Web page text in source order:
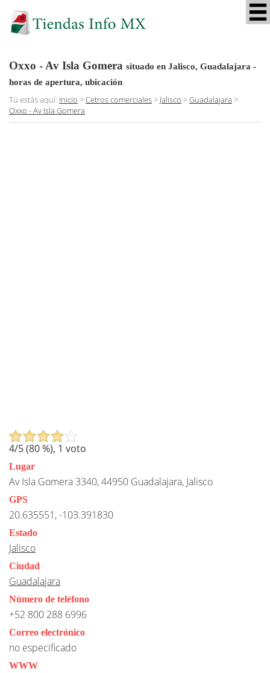
Oxxo - Av Isla Gomera situado en Jalisco, Guadalajara -
horas de apertura, ubicación
Tú estás aquí: Inicio >Cetros comerciales> Jalisco >Guadalajara >
Oxxo - Av Isla Gomera
4/5 (80%), 1 voto
Lugar
Av Isla Gomera 3340, 44950 Guadalajara, Jalisco
GPS
20.635551, -103.391830
Estado
Jalisco
Ciudad
Guadalajara
Número de teléfono
+52 800 288 6996
Correo electrónico
no especificado
WWW